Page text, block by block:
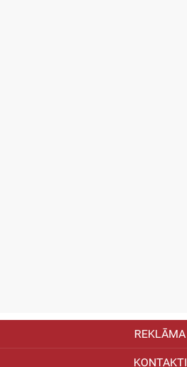
REKLĀMA
KONTAKTI